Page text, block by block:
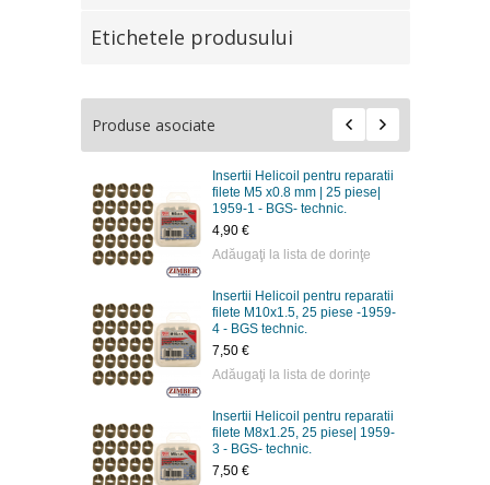
Etichetele produsului
Produse asociate
Insertii Helicoil pentru reparatii
filete M5 x0.8 mm | 25 piese|
1959-1 - BGS- technic.
4,90 €
Adăugaţi la lista de dorinţe
Insertii Helicoil pentru reparatii
filete M10x1.5, 25 piese -1959-
4 - BGS technic.
7,50 €
Adăugaţi la lista de dorinţe
Insertii Helicoil pentru reparatii
filete M8x1.25, 25 piese| 1959-
3 - BGS- technic.
7,50 €